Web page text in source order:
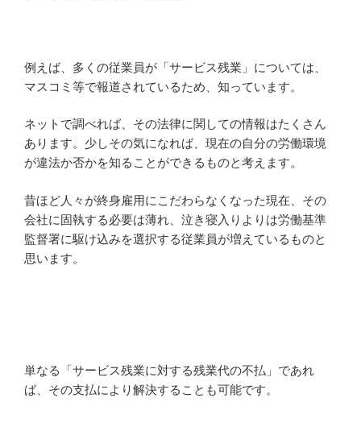
例えば、多くの従業員が「サービス残業」については、
マスコミ等で報道されているため、知っています。
ネットで調べれば、その法律に関しての情報はたくさん
あります。少しその気になれば、現在の自分の労働環境
が違法か否かを知ることができるものと考えます。
昔ほど人々が終身雇用にこだわらなくなった現在、その
会社に固執する必要は薄れ、泣き寝入りよりは労働基準
監督署に駆け込みを選択する従業員が増えているものと
思います。
単なる「サービス残業に対する残業代の不払」であれ
ば、その支払により解決することも可能です。